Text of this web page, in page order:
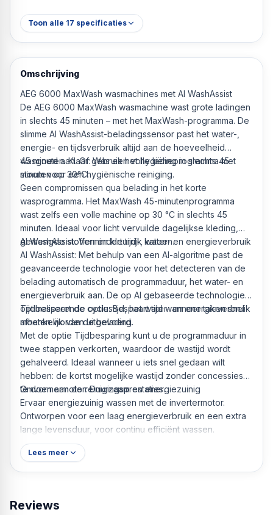
Toon alle 17 specificaties
Omschrijving
AEG 6000 MaxWash wasmachines met AI WashAssist
De AEG 6000 MaxWash wasmachine wast grote ladingen
in slechts 45 minuten – met het MaxWash-programma. De
slimme AI WashAssist-beladingssensor past het water-,
energie- en tijdsverbruik altijd aan de hoeveelheid
wasgoed aan. Of gebruik het hygiëneprogramma met
stoom voor een hygiënische reiniging.
45 minuten. Klaar: Was een volle lading in slechts 45
minuten op 30°C.
Geen compromissen qua belading in het korte
wasprogramma. Het MaxWash 45-minutenprogramma
wast zelfs een volle machine op 30 °C in slechts 45
minuten. Ideaal voor licht vervuilde dagelijkse kleding,
gemengde stoffen en kleurrijk katoen.
AI WashAssist: Vermindert tijd-, water- en energieverbruik
AI WashAssist: Met behulp van een AI-algoritme past de
geavanceerde technologie voor het detecteren van de
belading automatisch de programmaduur, het water- en
energieverbruik aan. De op AI gebaseerde technologie
optimaliseert de cyclustijd, het water- en energieverbruik
afhankelijk van de belading.
Tijdbesparende optie: Bespaart tijd wanneer taken snel
moeten worden uitgevoerd.
Met de optie Tijdbesparing kunt u de programmaduur in
twee stappen verkorten, waardoor de wastijd wordt
gehalveerd. Ideaal wanneer u iets snel gedaan wilt
hebben: de kortst mogelijke wastijd zonder concessies
te doen aan de reinigingsprestaties.
Omvormermotor: Duurzaam en energiezuinig
Ervaar energiezuinig wassen met de invertermotor.
Ontworpen voor een laag energieverbruik en een extra
lange levensduur, voor continu efficiënt wassen.
Lees meer
Reviews